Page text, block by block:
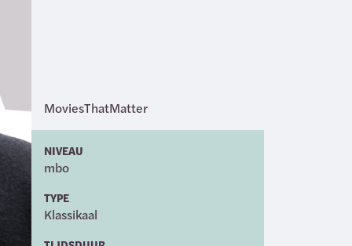
MoviesThatMatter
NIVEAU
mbo
TYPE
Klassikaal